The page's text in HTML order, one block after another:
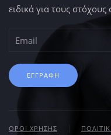
ειδικά για τους στόχους
ΕΓΓΡΑΦΗ
ΟΡΟΙ ΧΡΗΣΗΣ